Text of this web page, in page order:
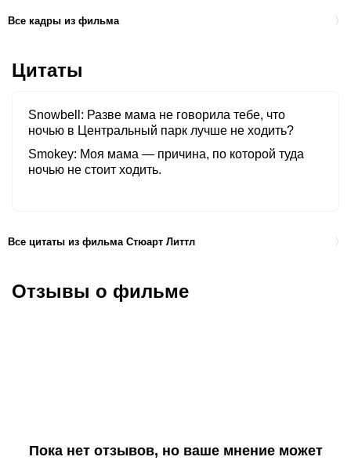
Все кадры из фильма
Цитаты
Snowbell
Разве мама не говорила тебе, что
ночью в Центральный парк лучше не ходить?
Smokey Моя мама — причина, по которой туда
ночью не стоит ходить.
Все цитаты из фильма Стюарт Литтл
Отзывы о фильме
Пока нет отзывов, но ваше мнение может